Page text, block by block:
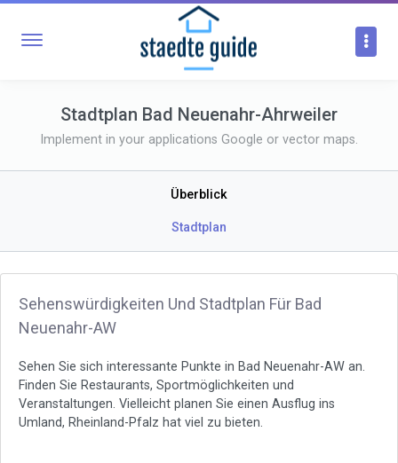
Stadtplan Bad Neuenahr-Ahrweiler
Implement in your applications Google or vector maps.
Überblick
Stadtplan
Sehenswürdigkeiten Und Stadtplan Für Bad
Neuenahr-AW
Sehen Sie sich interessante Punkte in Bad Neuenahr-AW an.
Finden Sie Restaurants, Sportmöglichkeiten und
Veranstaltungen. Vielleicht planen Sie einen Ausflug ins
Umland, Rheinland-Pfalz hat viel zu bieten.